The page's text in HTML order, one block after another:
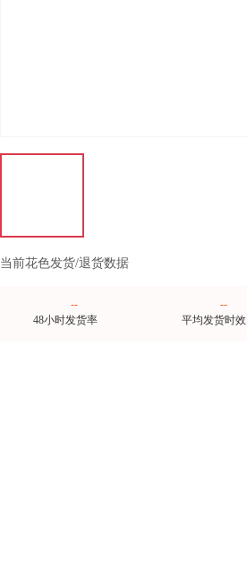
当前花色发货/退货数据
--
48小时发货率
--
平均发货时效